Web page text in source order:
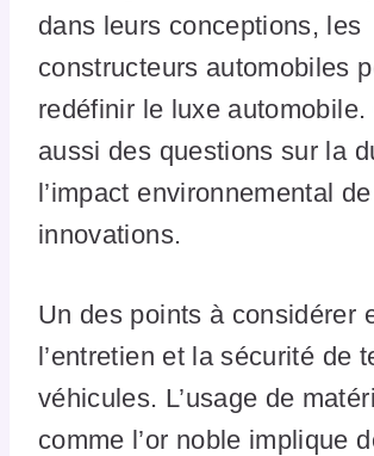
dans leurs conceptions, les
constructeurs automobiles
redéfinir le luxe automobile.
aussi des questions sur la
l’impact environnemental
innovations.
Un des points à considérer
l’entretien et la sécurité de
véhicules. L’usage de
comme l’or noble implique